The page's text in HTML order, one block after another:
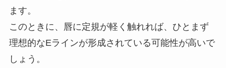
ます。
このときに、唇に定規が軽く触れれば、ひとまず
理想的なEラインが形成されている可能性が高いで
しょう。